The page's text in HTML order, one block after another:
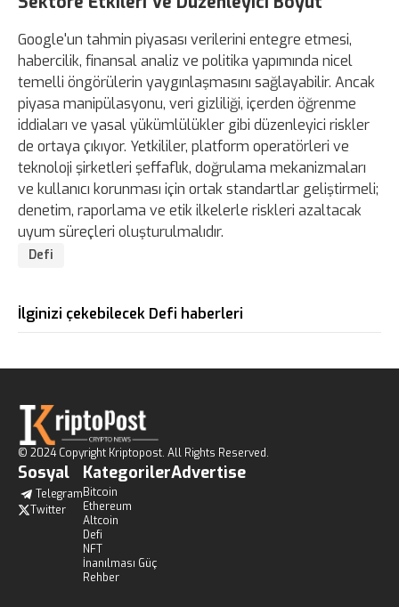
Google'un tahmin piyasası verilerini entegre etmesi,
habercilik, finansal analiz ve politika yapımında nicel
temelli öngörülerin yaygınlaşmasını sağlayabilir. Ancak
piyasa manipülasyonu, veri gizliliği, içerden öğrenme
iddiaları ve yasal yükümlülükler gibi düzenleyici riskler
de ortaya çıkıyor. Yetkililer, platform operatörleri ve
teknoloji şirketleri şeffaflık, doğrulama mekanizmaları
ve kullanıcı korunması için ortak standartlar geliştirmeli;
denetim, raporlama ve etik ilkelerle riskleri azaltacak
uyum süreçleri oluşturulmalıdır.
Defi
İlginizi çekebilecek Defi haberleri
© 2024 Copyright Kriptopost. All Rights Reserved.
Sosyal
Telegram
Twitter
Kategoriler
Bitcoin
Ethereum
Altcoin
Defi
NFT
İnanılması Güç
Rehber
Advertise